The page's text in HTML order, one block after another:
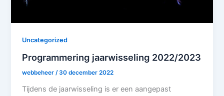
Uncategorized
Programmering jaarwisseling 2022/2023
webbeheer/30 december 2022
Tijdens de jaarwisseling is er een aangepast